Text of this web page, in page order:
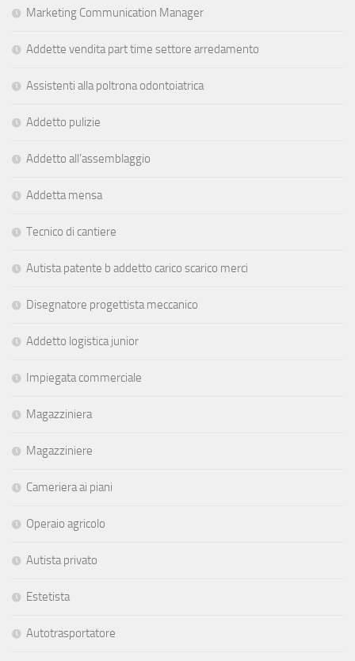
Marketing Communication Manager
Addette vendita part time settore arredamento
Assistenti alla poltrona odontoiatrica
Addetto pulizie
Addetto all’assemblaggio
Addetta mensa
Tecnico di cantiere
Autista patente b addetto carico scarico merci
Disegnatore progettista meccanico
Addetto logistica junior
Impiegata commerciale
Magazziniera
Magazziniere
Cameriera ai piani
Operaio agricolo
Autista privato
Estetista
Autotrasportatore